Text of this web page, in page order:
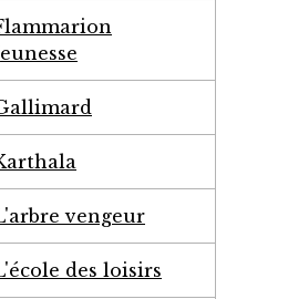
vengeur
des loisirs